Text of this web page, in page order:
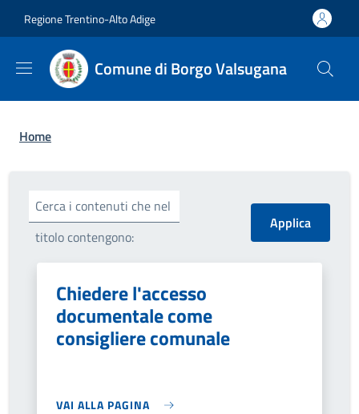
Regione Trentino-Alto Adige
Comune di Borgo Valsugana
Briciole di pane
Home
Cerca i contenuti che nel
titolo contengono:
Chiedere l'accesso
documentale come
consigliere comunale
VAI ALLA PAGINA